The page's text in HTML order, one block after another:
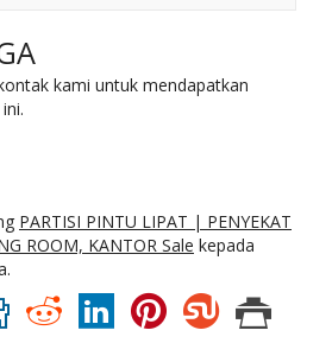
kami untuk mendapatkan
PARTISI PINTU LIPAT | PENYEKAT
ROOM, KANTOR Sale kepada